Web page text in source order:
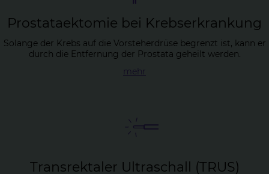
Pro­sta­taek­to­mie bei Krebs­er­kran­kung
Solange der Krebs auf die Vorsteherdrüse begrenzt ist, kann er
durch die Entfernung der Prostata geheilt werden.
mehr
Trans­rek­ta­ler Ul­tra­schall (TRUS)